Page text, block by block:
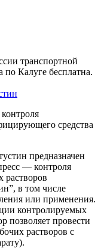
транспортной
Калуге бесплатна.
средства
предназначен
— контроля
растворов
в том числе
или применения.
контролируемых
позволяет провести
растворов с